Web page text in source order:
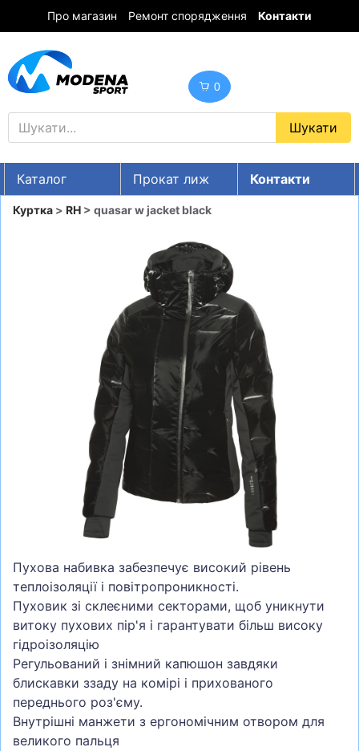
Про магазин Ремонт спорядження Контакти
0
Каталог Прокат лиж
Контакти
UA RU EN
ШОЛОМИ, ЗАХИСТ, ОКУЛЯРИ
БІГ, ФІТНЕС, М'ЯЧІ
ВЕЛОСИПЕДИ
САМОКАТИ
ТЕНІС, БАДМІНТОН
ТУРИЗМ
Куртка > RH > quasar w jacket black
Пухова набивка забезпечує високий рівень
теплоізоляції і повітропроникності.
Пуховик зі склеєними секторами, щоб уникнути
витоку пухових пір'я і гарантувати більш високу
гідроізоляцію
Регульований і знімний капюшон завдяки
блискавки ззаду на комірі і прихованого
переднього роз'єму.
Внутрішні манжети з ергономічним отвором для
великого пальця